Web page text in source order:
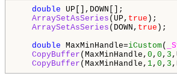
double UP[],DOWN[];
ArraySetAsSeries (UP, true );
ArraySetAsSeries (DOWN, true );
double MaxMinHandle=iCustom(
CopyBuffer (MaxMinHandle, 0 , 0 , 3
CopyBuffer (MaxMinHandle, 1, 0 , 3